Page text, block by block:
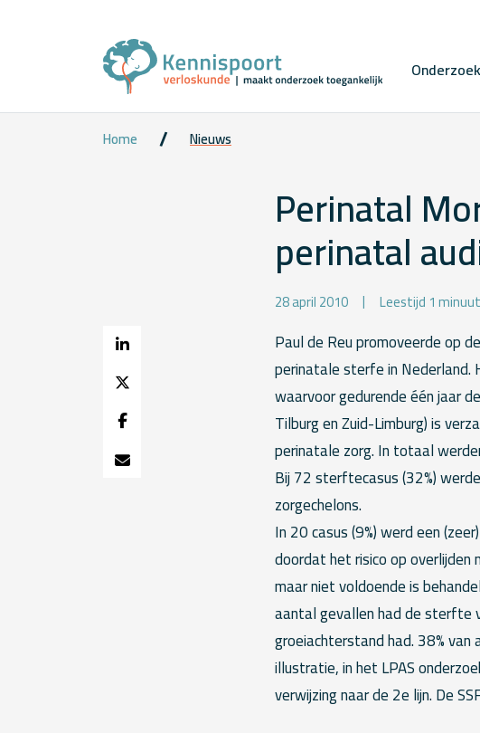
Home Nieuws
Perinatal
perinatal
28 april 2010 Leestijd 1 minuut
Paul de Reu promoveerde op
perinatale sterfe in Nederland.
waarvoor gedurende één jaar
Tilburg en Zuid-Limburg) is
perinatale zorg. In totaal
Bij 72 sterftecasus (32%)
zorgechelons.
In 20 casus (9%) werd een
doordat het risico op
maar niet voldoende is
aantal gevallen had de sterfte
groeiachterstand had. 38%
illustratie, in het LPAS
verwijzing naar de 2e lijn. De